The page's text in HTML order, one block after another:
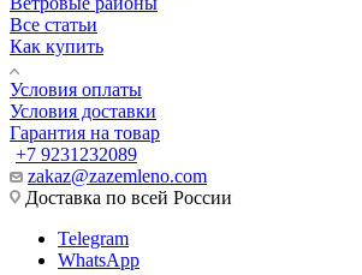
Все статьи
Как купить
Условия оплаты
Условия доставки
Гарантия на товар
+7 9231232089
zakaz@zazemleno.com
Доставка по всей России
Telegram
WhatsApp